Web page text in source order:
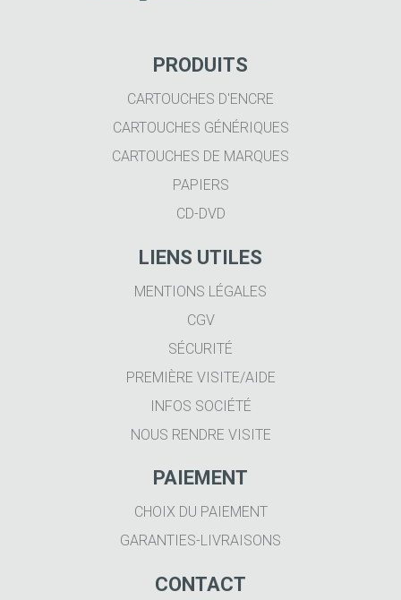
PRODUITS
CARTOUCHES D'ENCRE
CARTOUCHES GÉNÉRIQUES
CARTOUCHES DE MARQUES
PAPIERS
CD-DVD
LIENS UTILES
MENTIONS LÉGALES
CGV
SÉCURITÉ
PREMIÈRE VISITE/AIDE
INFOS SOCIÉTÉ
NOUS RENDRE VISITE
PAIEMENT
CHOIX DU PAIEMENT
GARANTIES-LIVRAISONS
CONTACT